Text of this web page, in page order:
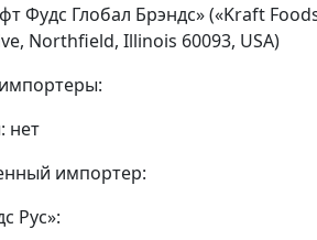
Фудс Глобал Брэндс» («Kraft
Northfield, Illinois 60093, USA)
нет
импортер:
Рус»: